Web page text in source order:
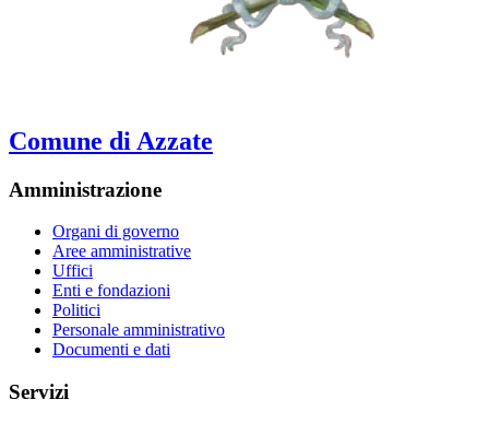
Comune di Azzate
Amministrazione
Organi di governo
Aree amministrative
Uffici
Enti e fondazioni
Politici
Personale amministrativo
Documenti e dati
Servizi